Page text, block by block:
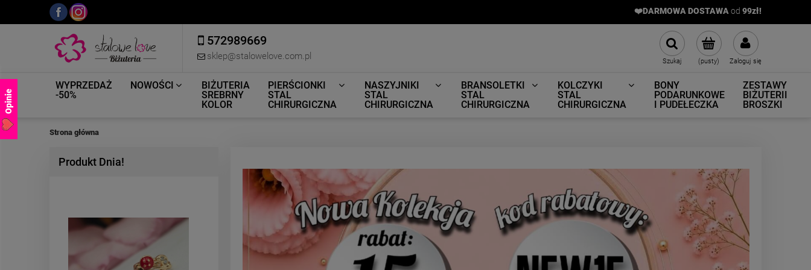
❤️DARMOWA DOSTAWA od 99zł!
572989669
sklep@stalowelove.com.pl (pusty) Zaloguj się
Szukaj
WYPRZEDAŻ
-50%
NOWOŚCI
BIŻUTERIA
SREBRNY
KOLOR
PIERŚCIONKI
STAL
CHIRURGICZNA
NASZYJNIKI
STAL
CHIRURGICZNA
BRANSOLETKI
STAL
CHIRURGICZNA
KOLCZYKI
STAL
CHIRURGICZNA
BONY
PODARUNKOWE
I PUDEŁECZKA
ZESTAWY
BIŻUTERII
BROSZKI
Strona główna
Produkt Dnia!
Opinie